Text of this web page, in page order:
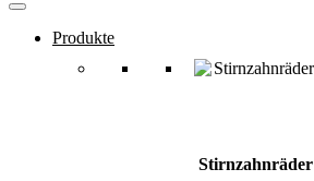
Produkte
Stirnzahnräder